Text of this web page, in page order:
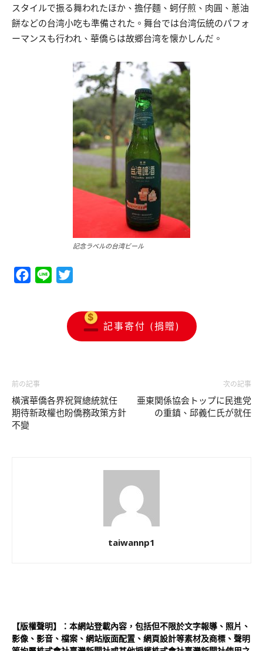
スタイルで振る舞われたほか、擔仔麵、蚵仔煎、肉圓、蔥油
餅などの台湾小吃も準備された。舞台では台湾伝統のパフォ
ーマンスも行われ、華僑らは故郷台湾を懐かしんだ。
記念ラベルの台湾ビール
Facebook
Line
記事寄付 (捐贈)
前の記事
橫濱華僑各界祝賀總統就任
期待新政權也盼僑務政策方針
不變
次の記事
亜東関係協会トップに民進党
の重鎮、邱義仁氏が就任
taiwannp1
【版權聲明】：本網站登載內容，包括但不限於文字報導、照片、
影像、影音、檔案、網站版面配置、網頁設計等素材及商標、聲明